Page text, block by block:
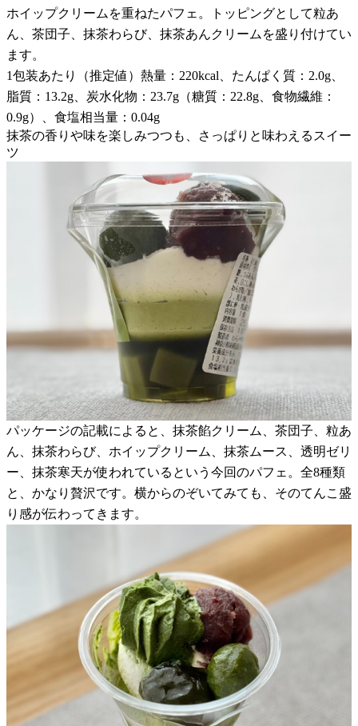
ホイップクリームを重ねたパフェ。トッピングとして粒あ
ん、茶団子、抹茶わらび、抹茶あんクリームを盛り付けてい
ます。
1包装あたり（推定値）熱量：220kcal、たんぱく質：2.0g、
脂質：13.2g、炭水化物：23.7g（糖質：22.8g、食物繊維：
0.9g）、食塩相当量：0.04g
抹茶の香りや味を楽しみつつも、さっぱりと味わえるスイー
ツ
パッケージの記載によると、抹茶餡クリーム、茶団子、粒あ
ん、抹茶わらび、ホイップクリーム、抹茶ムース、透明ゼリ
ー、抹茶寒天が使われているという今回のパフェ。全8種類
と、かなり贅沢です。横からのぞいてみても、そのてんこ盛
り感が伝わってきます。